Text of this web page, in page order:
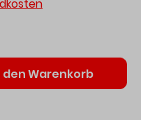
den Warenkorb